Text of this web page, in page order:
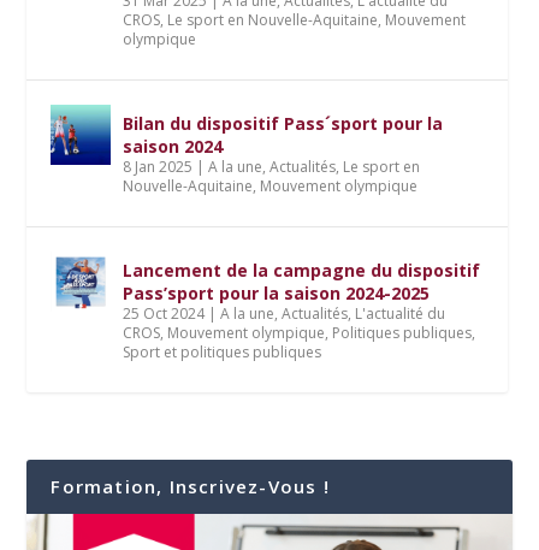
CROS, Le sport en Nouvelle-Aquitaine, Mouvement
olympique
Bilan du dispositif Pass´sport pour la
saison 2024
8 Jan 2025 |A la une,Actualités, Le sport en
Nouvelle-Aquitaine, Mouvement olympique
Lancement de la campagne du dispositif
Pass’sport pour la saison 2024-2025
25 Oct 2024|A la une,Actualités, L'actualité du
CROS, Mouvement olympique, Politiques publiques,
Sport et politiques publiques
Formation, Inscrivez-Vous !